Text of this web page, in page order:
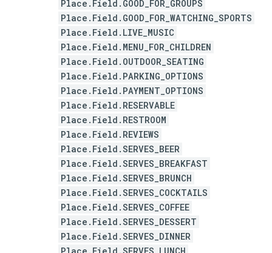
Place.Field.GOOD_FOR_GROUPS
Place.Field.GOOD_FOR_WATCHING_SPORTS
Place.Field.LIVE_MUSIC
Place.Field.MENU_FOR_CHILDREN
Place.Field.OUTDOOR_SEATING
Place.Field.PARKING_OPTIONS
Place.Field.PAYMENT_OPTIONS
Place.Field.RESERVABLE
Place.Field.RESTROOM
Place.Field.REVIEWS
Place.Field.SERVES_BEER
Place.Field.SERVES_BREAKFAST
Place.Field.SERVES_BRUNCH
Place.Field.SERVES_COCKTAILS
Place.Field.SERVES_COFFEE
Place.Field.SERVES_DESSERT
Place.Field.SERVES_DINNER